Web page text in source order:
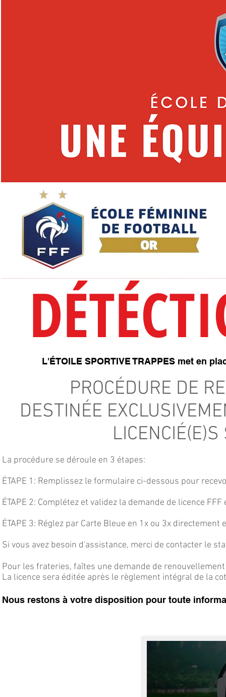
L'ÉTOILE SPORTIVE TRAPPES met en
PROCÉDURE DE
DESTINÉE
La procédure se déroule en 3 étapes:
ÉTAPE 1: Remplissez le formulaire ci-dessous pour
ÉTAPE 2: Complétez et validez la demande de licence
ÉTAPE 3: Réglez par Carte Bleue en 1x ou 3x
Si vous avez besoin d'assistance, merci de contacter le
Pour les frateries, faîtes une demande de
La licence sera éditée après le règlement intégral de la
Nous restons à votre disposition pour toute